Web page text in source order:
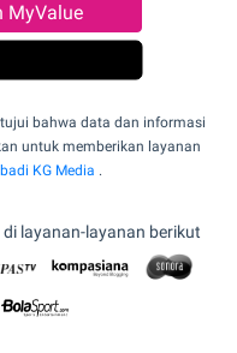
MyValue
bahwa data dan informasi
untuk memberikan layanan
KG Media .
layanan-layanan berikut